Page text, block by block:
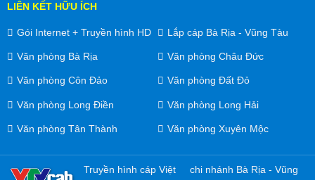
LIÊN KẾT HỮU ÍCH
Gói Internet + Truyền hình HD Lắp cáp Bà Rịa - Vũng Tàu
Văn phòng Bà Rịa Văn phòng Châu Đức
Văn phòng Côn Đảo Văn phòng Đất Đỏ
Văn phòng Long Điền Văn phòng Long Hải
Văn phòng Tân Thành Văn phòng Xuyên Mộc
Truyền hình cáp Việt
chi nhánh Bà Rịa - Vũng